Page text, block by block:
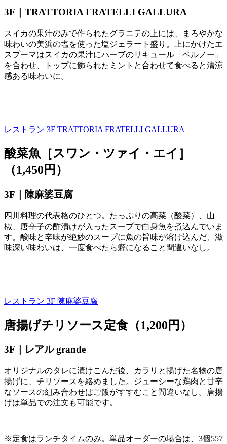
3F｜ TRATTORIA FRATELLI GALLURA
スイカの果汁のみで作られたグラニテの上には、まろやかな
味わいの美浜の塩を使った塩ジェラート盛り。上にかけたエ
スプーマはスイカの果汁にハーブのリキュール「ペルノー」
を合わせ、トップに飾られたミントと合わせて食べると清涼
感ある味わいに。
レストラン 3F TRATTORIA FRATELLI GALLURA
酸菜魚［スワン・ツァイ・エイ］
（1,450円）
3F｜陳麻婆豆腐
四川料理の代表格のひとつ。たっぷりの高菜（酸菜）、山
椒、唐辛子の酢漬けが入ったスープで白身魚を煮込んでいま
す。酸味と辛味が絶妙のスープに魚の旨味が溶け込んだ、滋
味深い味わいは、一度食べたら癖になること間違いなし。
レストラン 3F 陳麻婆豆腐
唐揚げチリソース定食（1,200円）
3F｜レアルgrande
オリジナルのタレに漬けこんだ後、カラリと揚げた名物の唐
揚げに、チリソースを絡めました。ジューシーな鶏肉と甘辛
なソースの組み合わせはご飯がすすむこと間違いなし。唐揚
げは単品での注文も可能です。
※定食はランチタイムのみ。単品オーダーの場合は、 3個557